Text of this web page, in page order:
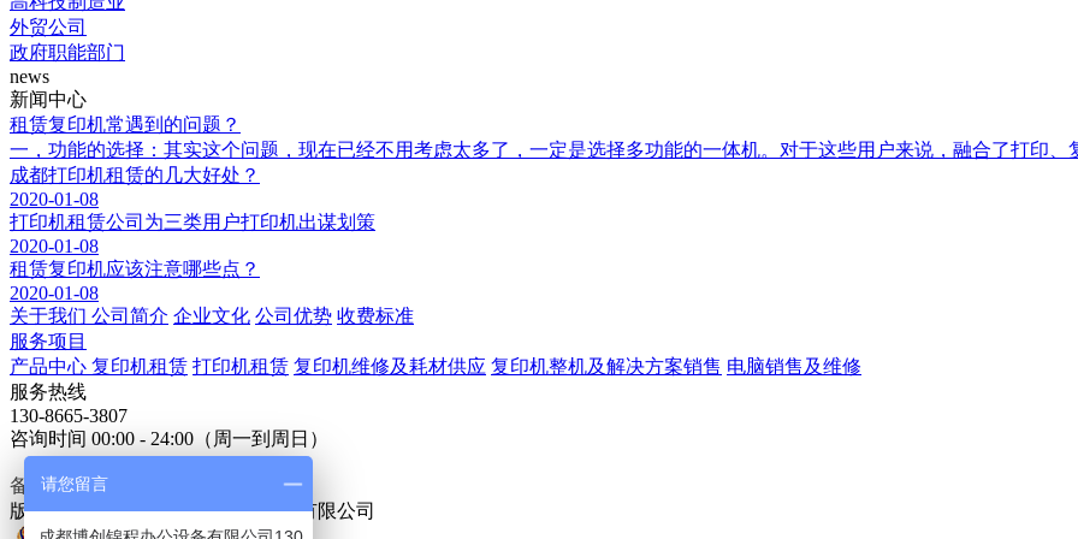
外贸公司
政府职能部门
news
新闻中心
租赁复印机常遇到的问题？
一，功能的选择：其实这个问题，现在已经不用考虑太多了，一定是选择多功能的一体机。对于这些用户来说，融合了打印、
成都打印机租赁的几大好处？
2020-01-08
打印机租赁公司为三类用户打印机出谋划策
2020-01-08
租赁复印机应该注意哪些点？
2020-01-08
关于我们 公司简介 企业文化 公司优势 收费标准
服务项目
产品中心 复印机租赁 打印机租赁 复印机维修及耗材供应 复印机整机及解决方案销售 电脑销售及维修
服务热线
130-8665-3807
咨询时间 00:00 - 24:00（周一到周日）
备案号：蜀ICP备20005504号-1
版权信息：成都博创锦程办公设备有限公司
请您留言